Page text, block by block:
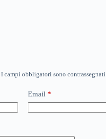
I campi obbligatori sono contrassegnati
Email *